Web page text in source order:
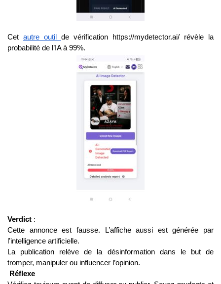
Cet autre outil de vérification https://mydetector.ai/ révèle la
probabilité de l’IA à 99%.
Verdict :
Cette annonce est fausse. L’affiche aussi est générée par
l’intelligence artificielle.
La publication relève de la désinformation dans le but de
tromper, manipuler ou influencer l’opinion.
Réflexe